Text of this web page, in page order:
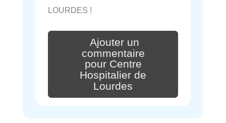
LOURDES !
Ajouter un
commentaire
pour Centre
Hospitalier de
Lourdes